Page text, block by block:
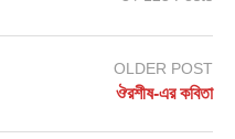
OLDER POST
ঔরশীষ-এর কবিতা